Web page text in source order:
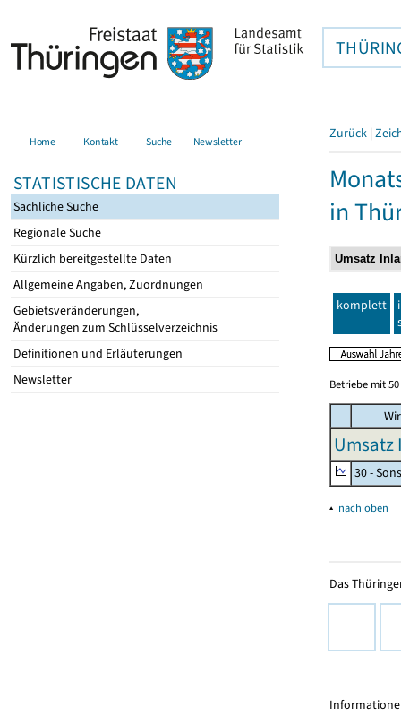
Home Kontakt Suche Newsletter
STATISTISCHE DATEN
Sachliche Suche
Regionale Suche
Kürzlich bereitgestellte Daten
Allgemeine Angaben, Zuordnungen
Gebietsveränderungen,
Änderungen zum Schlüsselverzeichnis
Definitionen und Erläuterungen
Newsletter
Zurück |
in
komplett
Betriebe mit
Umsatz
30 -
▴ nach oben
Das